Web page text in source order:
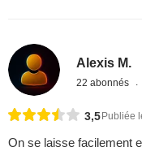
Alexis M.
22 abonnés
3,5 Publiée
On se laisse facilement